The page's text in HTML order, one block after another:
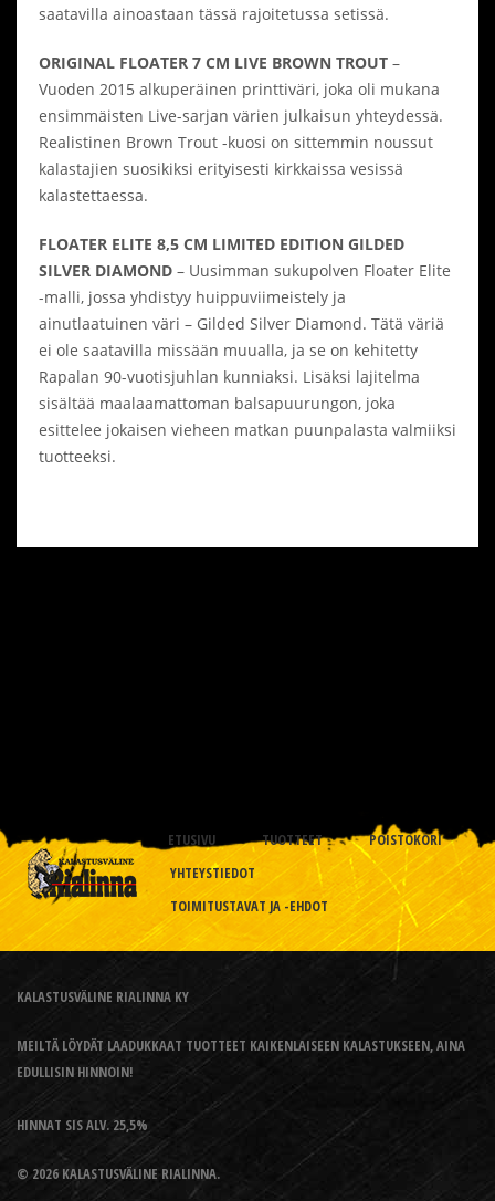
saatavilla ainoastaan tässä rajoitetussa setissä.
ORIGINAL FLOATER 7 CM LIVE BROWN TROUT –
Vuoden 2015 alkuperäinen printtiväri, joka oli mukana
ensimmäisten Live-sarjan värien julkaisun yhteydessä.
Realistinen Brown Trout -kuosi on sittemmin noussut
kalastajien suosikiksi erityisesti kirkkaissa vesissä
kalastettaessa.
FLOATER ELITE 8,5 CM LIMITED EDITION GILDED
SILVER DIAMOND – Uusimman sukupolven Floater Elite
-malli, jossa yhdistyy huippuviimeistely ja
ainutlaatuinen väri – Gilded Silver Diamond. Tätä väriä
ei ole saatavilla missään muualla, ja se on kehitetty
Rapalan 90-vuotisjuhlan kunniaksi. Lisäksi lajitelma
sisältää maalaamattoman balsapuurungon, joka
esittelee jokaisen vieheen matkan puunpalasta valmiiksi
tuotteeksi.
ETUSIVU TUOTTEET
POISTOKORI
YHTEYSTIEDOT
TOIMITUSTAVAT JA -EHDOT
KALASTUSVÄLINE RIALINNA KY
MEILTÄ LÖYDÄT LAADUKKAAT TUOTTEET KAIKENLAISEEN KALASTUKSEEN, AINA
EDULLISIN HINNOIN!
HINNAT SIS ALV. 25,5%
© 2026 KALASTUSVÄLINE RIALINNA.